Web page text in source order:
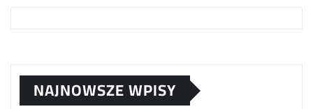
NAJNOWSZE WPISY